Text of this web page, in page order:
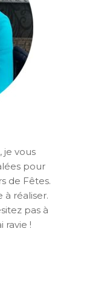
je vous
pour
de Fêtes.
réaliser.
pas à
ravie !